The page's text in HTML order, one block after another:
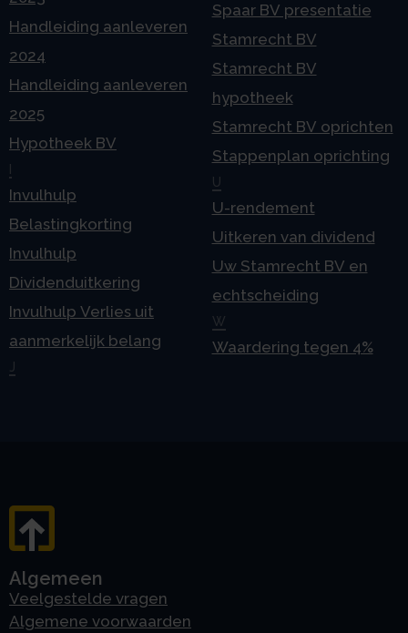
Handleiding aanleveren
2024
Handleiding aanleveren
2025
Hypotheek BV
Invulhulp
Belastingkorting
Invulhulp
Dividenduitkering
Invulhulp Verlies uit
aanmerkelijk belang
Spaar BV presentatie
Stamrecht BV
Stamrecht BV
hypotheek
Stamrecht BV oprichten
Stappenplan oprichting
U
U-rendement
Uitkeren van dividend
Uw Stamrecht BV en
echtscheiding
W
Waardering tegen 4%
Algemeen
Veelgestelde vragen
Algemene voorwaarden